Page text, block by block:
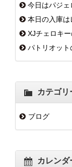
今日はパジェ
本日の入庫
XJチェロキ
パトリオッ
カテゴリ
ブログ
カレンダ